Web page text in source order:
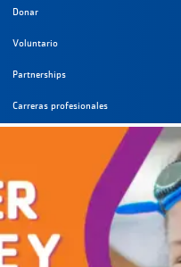
Donar
Voluntario
Partnerships
Carreras profesionales